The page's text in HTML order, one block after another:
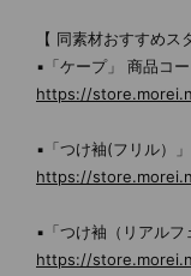
【 同素材おすすめス
▪「ケープ」 商品コ
https://
▪「つけ袖(フリル）
https://
▪「つけ袖（リアル
https://